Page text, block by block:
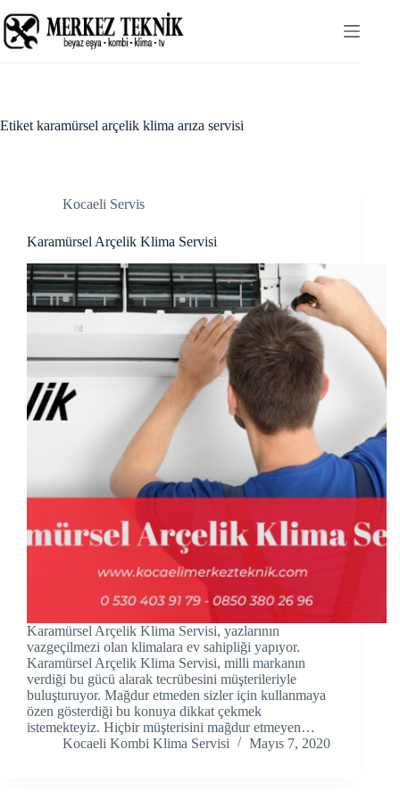
panel
panel
panel
panel
panel
panel
Panel
panel
panel
panel
to
content
Etiket karamürsel arçelik klima arıza servisi
Kocaeli Servis
Karamürsel Arçelik Klima Servisi
Karamürsel Arçelik Klima Servisi, yazlarının
vazgeçilmezi olan klimalara ev sahipliği yapıyor.
Karamürsel Arçelik Klima Servisi, milli markanın
verdiği bu gücü alarak tecrübesini müşterileriyle
buluşturuyor. Mağdur etmeden sizler için kullanmaya
özen gösterdiği bu konuya dikkat çekmek
istemekteyiz. Hiçbir müşterisini mağdur etmeyen…
Kocaeli Kombi Klima Servisi
Mayıs 7, 2020